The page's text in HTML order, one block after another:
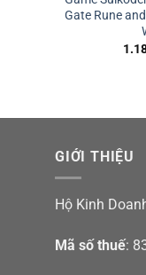
Gate Rune
GIỚI THIỆU
Hộ Kinh
Mã số thuế: